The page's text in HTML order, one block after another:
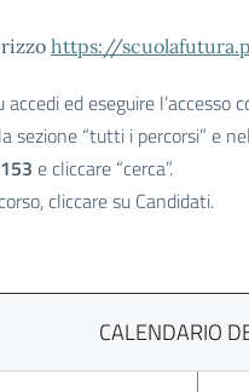
https://
accedi ed eseguire
sezione “tutti i percorsi” e
e cliccare “cerca”.
cliccare su Candidati.
CALENDARIO